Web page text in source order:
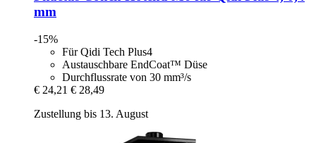
mm
-15%
Für Qidi Tech Plus4
Austauschbare EndCoat™ Düse
Durchflussrate von 30 mm³/s
€ 24,21 € 28,49
Zustellung bis 13. August